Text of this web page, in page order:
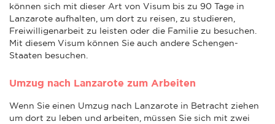
können sich mit dieser Art von Visum bis zu 90 Tage in
Lanzarote aufhalten, um dort zu reisen, zu studieren,
Freiwilligenarbeit zu leisten oder die Familie zu besuchen.
Mit diesem Visum können Sie auch andere Schengen-
Staaten besuchen.
Umzug nach Lanzarote zum Arbeiten
Wenn Sie einen Umzug nach Lanzarote in Betracht ziehen
um dort zu leben und arbeiten, müssen Sie sich mit zwei